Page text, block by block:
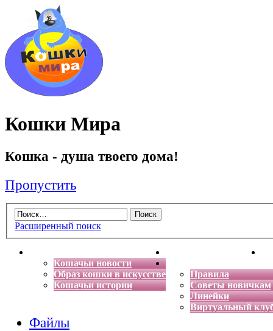
Кошки Мира
Кошка - душа твоего дома!
Пропустить
Расширенный поиск
Кошачьи новости
Образ кошки в искусстве
Кошачьи истории
Энциклопедия кошек
Правила
Советы новичкам
Линейки
Виртуальный
Файлы